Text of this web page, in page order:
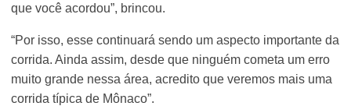
que você acordou”, brincou.
“Por isso, esse continuará sendo um aspecto importante da
corrida. Ainda assim, desde que ninguém cometa um erro
muito grande nessa área, acredito que veremos mais uma
corrida típica de Mônaco”.